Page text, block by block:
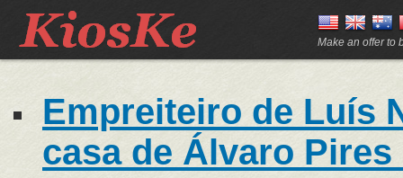
Make an offer to
Empreiteiro de Luís
casa de Álvaro